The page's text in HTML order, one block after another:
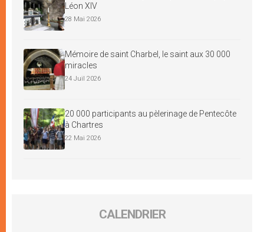
Léon XIV
28 Mai 2026
Mémoire de saint Charbel, le saint aux 30 000
miracles
24 Juil 2026
20 000 participants au pèlerinage de Pentecôte
à Chartres
22 Mai 2026
CALENDRIER